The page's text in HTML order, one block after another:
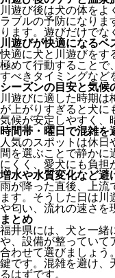
川遊び後は犬の体を
ラブルの予防になりま
ります。遊びだけで
川遊びが快適になるベ
快適に犬と川遊びをす
極めて行動することで
すべきタイミングなど
シーズンの目安と気候
川遊びに適した時期
が上がりすぎると犬に
気候が安定しやすく、
時間帯・曜日で混雑を
人気のスポットは休
間を選ぶことで静かに
にくく、愛犬にも負担
増水や水質変化など避
雨が降った直後、上流
ます。そうした日は
や匂い、流れの速さを
まとめ
福井県には、犬と一緒
や、設備が整っていて
合わせて選びましょう
鍵です。混雑を避け、
るはずです。